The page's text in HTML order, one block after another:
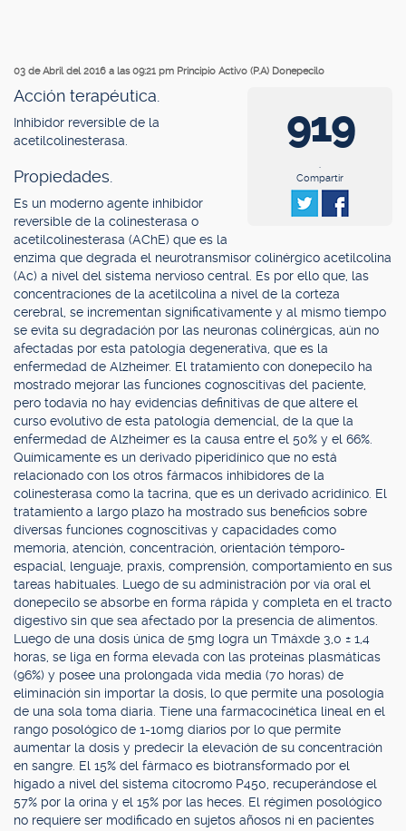
03 de Abril del 2016 a las 09:21 pm Principio Activo (P.A) Donepecilo
919
.
Compartir
Acción terapéutica.
Inhibidor reversible de la
acetilcolinesterasa.
Propiedades.
Es un moderno agente inhibidor
reversible de la colinesterasa o
acetilcolinesterasa (AChE) que es la
enzima que degrada el neurotransmisor colinérgico acetilcolina
(Ac) a nivel del sistema nervioso central. Es por ello que, las
concentraciones de la acetilcolina a nivel de la corteza
cerebral, se incrementan significativamente y al mismo tiempo
se evita su degradación por las neuronas colinérgicas, aún no
afectadas por esta patología degenerativa, que es la
enfermedad de Alzheimer. El tratamiento con donepecilo ha
mostrado mejorar las funciones cognoscitivas del paciente,
pero todavía no hay evidencias definitivas de que altere el
curso evolutivo de esta patología demencial, de la que la
enfermedad de Alzheimer es la causa entre el 50% y el 66%.
Químicamente es un derivado piperidínico que no está
relacionado con los otros fármacos inhibidores de la
colinesterasa como la tacrina, que es un derivado acridínico. El
tratamiento a largo plazo ha mostrado sus beneficios sobre
diversas funciones cognoscitivas y capacidades como
memoria, atención, concentración, orientación témporo-
espacial, lenguaje, praxis, comprensión, comportamiento en sus
tareas habituales. Luego de su administración por vía oral el
donepecilo se absorbe en forma rápida y completa en el tracto
digestivo sin que sea afectado por la presencia de alimentos.
Luego de una dosis única de 5mg logra un Tmáxde 3,0 ± 1,4
horas, se liga en forma elevada con las proteínas plasmáticas
(96%) y posee una prolongada vida media (70 horas) de
eliminación sin importar la dosis, lo que permite una posología
de una sola toma diaria. Tiene una farmacocinética lineal en el
rango posológico de 1-10mg diarios por lo que permite
aumentar la dosis y predecir la elevación de su concentración
en sangre. El 15% del fármaco es biotransformado por el
hígado a nivel del sistema citocromo P450, recuperándose el
57% por la orina y el 15% por las heces. El régimen posológico
no requiere ser modificado en sujetos añosos ni en pacientes